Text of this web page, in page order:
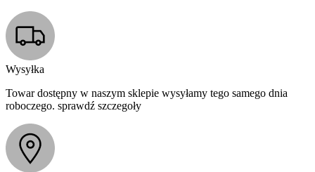
Wysyłka
Towar dostępny w naszym sklepie wysyłamy tego samego dnia
roboczego. sprawdź szczegoły